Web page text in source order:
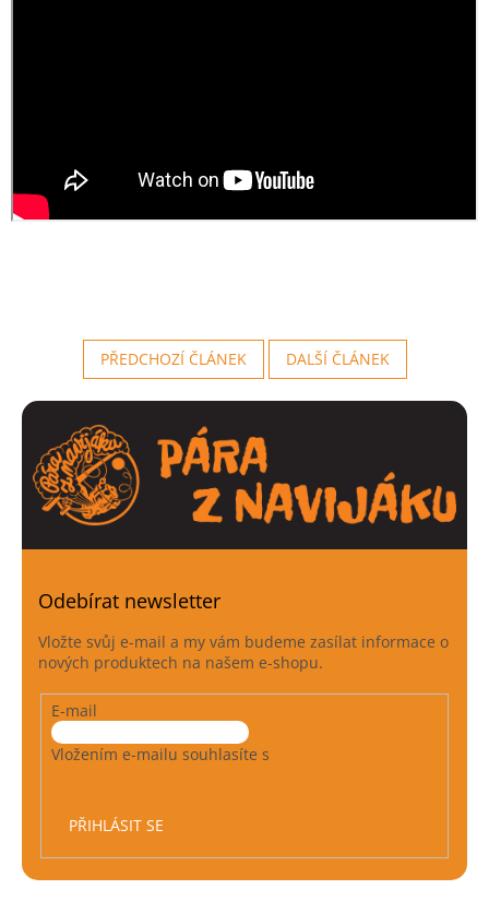
PŘEDCHOZÍ ČLÁNEK DALŠÍ ČLÁNEK
Odebírat newsletter
Vložte svůj e-mail a my vám budeme zasílat informace o
nových produktech na našem e-shopu.
E-mail
Vložením e-mailu souhlasíte s
PŘIHLÁSIT SE